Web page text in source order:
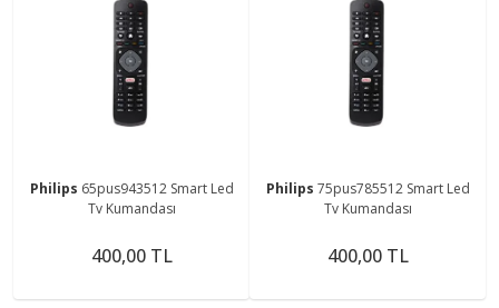
Philips 65pus943512 Smart Led
Tv Kumandası
400,00 TL
Philips 75pus785512 Smart Led
Tv Kumandası
400,00 TL